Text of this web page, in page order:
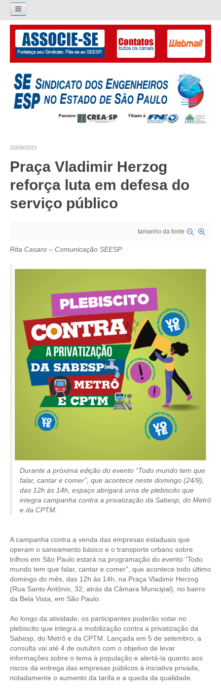
Pesquisar...
O SINDICATO
APRESENTAÇÃO
PALAVRA DO PRESIDENTE
SUBSEDES SINDICAIS
GALERIA EX-PRESIDENTES
COMPOSIÇÃO
CONSELHOS ASSESSORES
PERSONALIDADES DA TECNOLOGIA
NÚCLEO DA MULHER ENGENHEIRA
TRANSPARÊNCIA
CONSULTORIA
CONTRIBUIÇÕES
CONTRIBUIÇÃO ASSISTENCIAL
CONTRIBUIÇÃO ASSOCIATIVA OU ANUIDADE DE SÓCIO
REVISÃO DE APOSENTADORIA
FGTS EXPURGOS
FGTS CORREÇÃO
LEGISLAÇÃO
LEI 4.950-A/1966 – PISO SALARIAL
LEI 5.194/1966 – REGULAMENTAÇÃO DA PROFISSÃO
LEI 6.496/1977 – ART
RES 1.002/2002 – CÓDIGO DE ÉTICA
20/09/2023
Praça Vladimir Herzog
reforça luta em defesa do
serviço público
tamanho da fonte
Rita Casaro – Comunicação SEESP
Durante a próxima edição do evento “Todo mundo tem que
falar, cantar e comer”, que acontece neste domingo (24/9),
das 12h às 14h, espaço abrigará urna de plebiscito que
integra campanha contra a privatização da Sabesp, do Metrô
e da CPTM.
A campanha contra a venda das empresas estaduais que
operam o saneamento básico e o transporte urbano sobre
trilhos em São Paulo estará na programação do evento “Todo
mundo tem que falar, cantar e comer”, que acontece todo último
domingo do mês, das 12h às 14h, na Praça Vladimir Herzog
(Rua Santo Antônio, 32, atrás da Câmara Municipal), no bairro
da Bela Vista, em São Paulo.
Ao longo da atividade, os participantes poderão votar no
plebiscito que integra a mobilização contra a privatização da
Sabesp, do Metrô e da CPTM. Lançada em 5 de setembro, a
consulta vai até 4 de outubro com o objetivo de levar
informações sobre o tema à população e alertá-la quanto aos
riscos da entrega das empresas públicos à iniciativa privada,
notadamente o aumento da tarifa e a queda da qualidade.